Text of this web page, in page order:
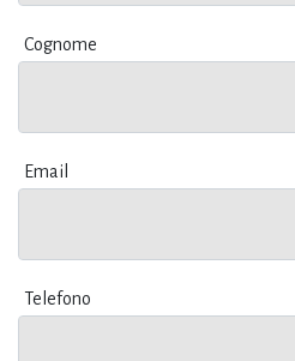
Cognome
Email
Telefono